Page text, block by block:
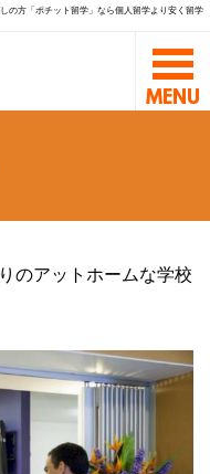
の方「ポチット留学」なら個人留学より安く留学
のアットホームな学校